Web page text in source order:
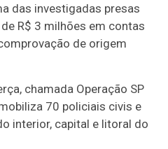
das investigadas presas
R$ 3 milhões em contas
de origem
chamada Operação SP
70 policiais civis e
interior, capital e litoral do